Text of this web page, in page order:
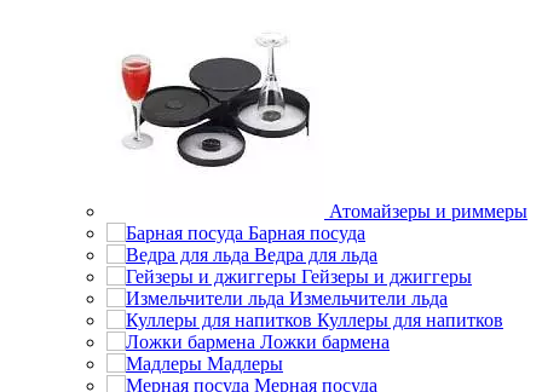
Атомайзеры и риммеры
Барная посуда
Ведра для льда
Гейзеры и джиггеры
Измельчители льда
Куллеры для напитков
Ложки бармена
Мадлеры
Мерная посуда